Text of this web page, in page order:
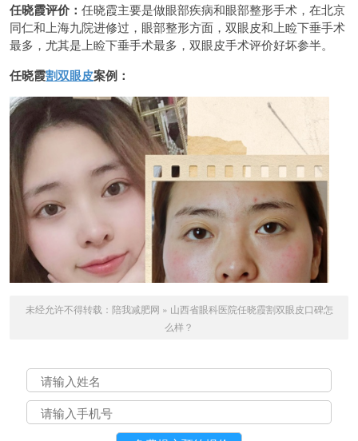
任晓霞评价： 任晓霞主要是做眼部疾病和眼部整形手术，在北京
同仁和上海九院进修过，眼部整形方面，双眼皮和上睑下垂手术
最多，尤其是上睑下垂手术最多，双眼皮手术评价好坏参半。
任晓霞割双眼皮案例：
未经允许不得转载： 陪我减肥网 » 山西省眼科医院任晓霞割双眼皮口碑怎
么样？